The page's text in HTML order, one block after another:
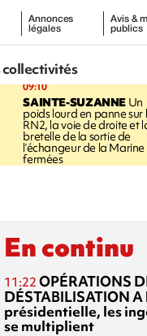
Annonces
légales
Avis &
publics
collectivités
09:10
SAINTE-SUZANNEUn
poids lourd en panne sur
RN2, la voie de droite et
bretelle de la sortie de
l’échangeur de la Marine
fermées
En continu
11:22 OPÉRATIONS
DÉSTABILISATIONA
présidentielle, les
se multiplient